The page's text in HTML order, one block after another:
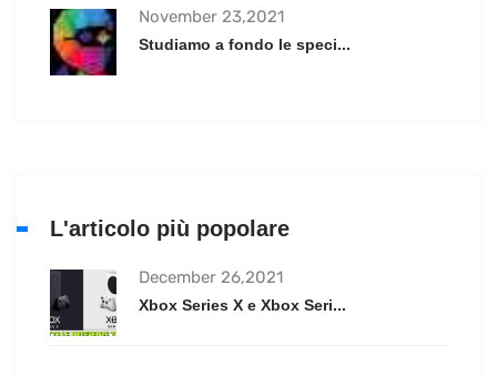
November 23,2021
Studiamo a fondo le speci...
L'articolo più popolare
December 26,2021
Xbox Series X e Xbox Seri...